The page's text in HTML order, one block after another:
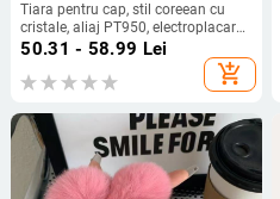
Tiara pentru cap, stil coreean cu
cristale, aliaj PT950, electroplacare,
personalizare disponibilă
50.31 - 58.99 Lei
add_shopping_cart